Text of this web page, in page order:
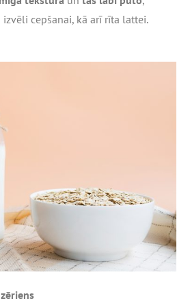
cepšanai, kā arī rīta lattei.